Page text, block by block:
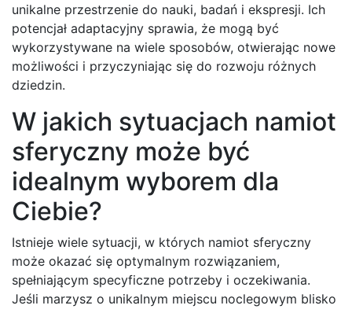
unikalne przestrzenie do nauki, badań i ekspresji. Ich
potencjał adaptacyjny sprawia, że mogą być
wykorzystywane na wiele sposobów, otwierając nowe
możliwości i przyczyniając się do rozwoju różnych
dziedzin.
W jakich sytuacjach namiot
sferyczny może być
idealnym wyborem dla
Ciebie?
Istnieje wiele sytuacji, w których namiot sferyczny
może okazać się optymalnym rozwiązaniem,
spełniającym specyficzne potrzeby i oczekiwania.
Jeśli marzysz o unikalnym miejscu noclegowym blisko